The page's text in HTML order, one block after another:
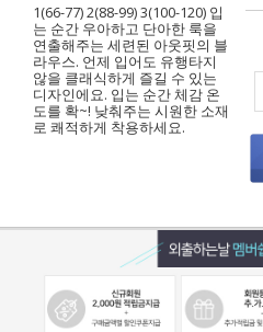
1(66-77) 2(88-99) 3(100-120) 입
는 순간 우아하고 단아한 룩을
연출해주는 세련된 아웃핏의 블
라우스. 언제 입어도 유행타지
않을 클래식하게 즐길 수 있는
디자인에요. 입는 순간 체감 온
도를 확~! 낮춰주는 시원한 소재
로 쾌적하게 착용하세요.